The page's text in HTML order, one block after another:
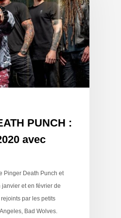
PUNCH :
avec
Pinger Death Punch et
et en février de
par les petits
Bad Wolves.